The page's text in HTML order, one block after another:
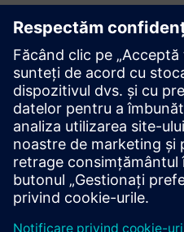
Descărcări
Catalog SICAM FSI
Profilul SICAM FSI
Specificațiile licitației
SiePortal -
SICAM FSI pe SIEPortal